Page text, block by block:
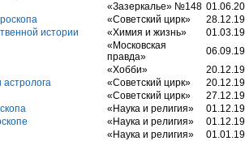
«Зазеркалье» №148
«Советский цирк»
истории
«Химия и жизнь»
«Московская
правда»
«Хобби»
«Советский цирк»
«Советский цирк»
«Наука и религия»
«Наука и религия»
«Наука и религия»